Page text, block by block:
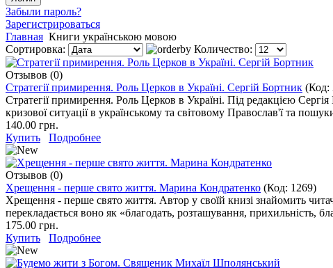
Забыли пароль?
Зарегистрироваться
Главная Книги українською мовою
Сортировка:
Количество:
Отзывов (0)
Стратегії примирення. Роль Церков в Україні. Cергій Бортник (Код:
Стратегії примирення. Роль Церков в Україні. Під редакцією
кризової ситуації в українському та світовому Православ'ї та
140.00 грн.
Купить
Подробнее
Отзывов (0)
Хрещення - перше свято життя. Марина Кондратенко (Код: 1269)
Хрещення - перше свято життя. Автор у своїй книзі знайомить
перекладається воно як «благодать, розташування, прихильність,
175.00 грн.
Купить
Подробнее